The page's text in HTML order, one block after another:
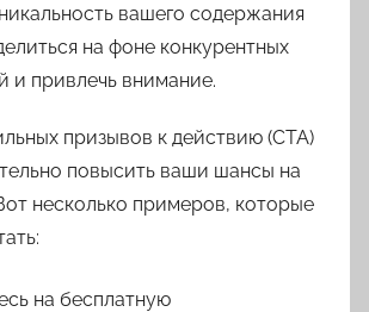
вашего содержания
на фоне конкурентных
и привлечь внимание.
призывов к действию (CTA)
повысить ваши шансы на
несколько примеров, которые
на бесплатную